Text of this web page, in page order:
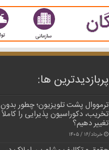
پربازدیدترین‌ ها:
ترمووال پشت تلویزیون؛ چطور بدون
تخریب، دکوراسیون پذیرایی را کاملاً
تغییر دهیم؟
خرداد/۱۶ / ۱۴۰۵